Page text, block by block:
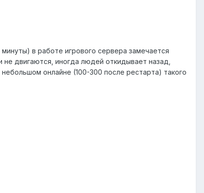
в работе игрового сервера замечается
двигаются, иногда людей откидывает назад,
небольшом онлайне (100-300 после рестарта) такого